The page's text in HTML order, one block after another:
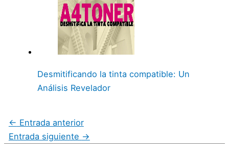
Desmitificando la tinta compatible: Un
Análisis Revelador
← Entrada anterior
Entrada siguiente →